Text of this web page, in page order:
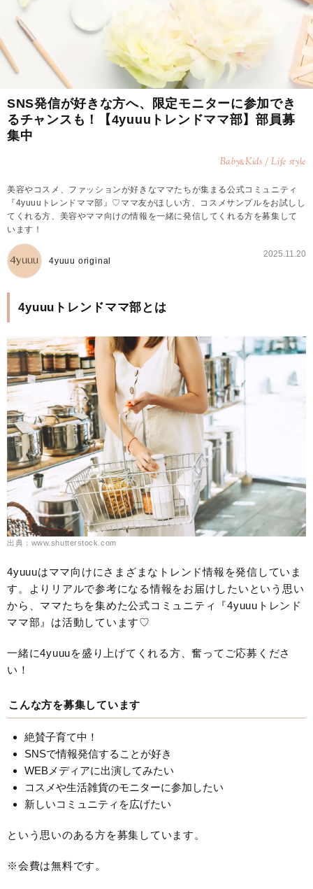
SNS発信が好きな方へ、限定モニターに参加でき
るチャンスも！【4yuuuトレンドママ部】部員募
集中
Baby&Kids / Life style
美容やコスメ、ファッションが好きなママたちが集まる公式コミュニティ
『4yuuuトレンドママ部』♡ママ友がほしい方、コスメサンプルをお試しし
てくれる方、美容やママ向けの情報を一緒に発信してくれる方を募集して
います！
4yuuu original
2025.11.20
4yuuuトレンドママ部とは
出典：www.shutterstock.com
4yuuuはママ向けにさまざまなトレンド情報を発信していま
す。よりリアルで参考になる情報をお届けしたいという思い
から、ママたちを集めた公式コミュニティ『4yuuuトレンド
ママ部』は活動しています♡
一緒に4yuuuを盛り上げてくれる方、奮ってご応募くださ
い！
こんな方を募集しています
絶賛子育て中！
SNSで情報発信することが好き
WEBメディアに出演してみたい
コスメや生活雑貨のモニターに参加したい
新しいコミュニティを広げたい
という思いのある方を募集しています。
※会費は無料です。